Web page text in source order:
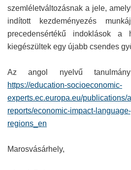
szemléletváltozásnak a jele,
indított kezdeményezés
precedensértékű indoklások a
kiegészültek egy újabb csendes
Az angol nyelvű
https://education-socioeconomic-
experts.ec.europa.eu/publications/
reports/economic-impact-
regions_en
Marosvásárhely,